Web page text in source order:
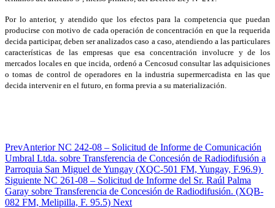
Por lo anterior, y atendido que los efectos para la competencia que puedan
producirse con motivo de cada operación de concentración en que la requerida
decida participar, deben ser analizados caso a caso, atendiendo a las particulares
características de las empresas que esa concentración involucre y de los
mercados locales en que incida, ordenó a Cencosud consultar las adquisiciones
o tomas de control de operadores en la industria supermercadista en las que
decida intervenir en el futuro, en forma previa a su materialización.
PrevAnteriorNC 242-08 – Solicitud de Informe de Comunicación
Umbral Ltda. sobre Transferencia de Concesión de Radiodifusión a
Parroquia San Miguel de Yungay (XQC-501 FM, Yungay, F.96.9)
Siguiente NC 261-08 – Solicitud de Informe del Sr. Raúl Palma
Garay sobre Transferencia de Concesión de Radiodifusión. (XQB-
082 FM, Melipilla, F. 95.5) Next